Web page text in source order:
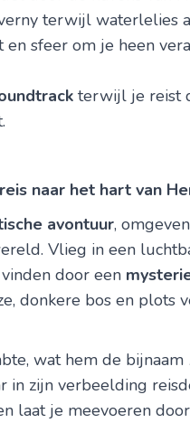
terwijl waterlelies
sfeer om je heen
terwijl je reist
naar het hart van
avontuur,
Vlieg in een
door een
donkere bos en plots
wat hem de bijnaam
zijn verbeelding
laat je meevoeren